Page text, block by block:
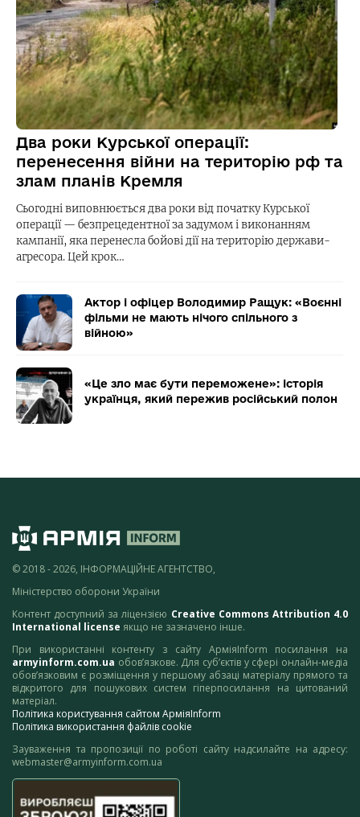
Два роки Курської операції:
перенесення війни на територію рф та
злам планів Кремля
Сьогодні виповнюється два роки від початку Курської
операції — безпрецедентної за задумом і виконанням
кампанії, яка перенесла бойові дії на територію держави-
агресора. Цей крок…
Актор і офіцер Володимир Ращук: «Воєнні
фільми не мають нічого спільного з
війною»
«Це зло має бути переможене»: історія
українця, який пережив російський полон
© 2018 - 2026, ІНФОРМАЦІЙНЕ АГЕНТСТВО,
Міністерство оборони України
Контент доступний за ліцензією Creative Commons Attribution 4.0
International license якщо не зазначено інше.
При використанні контенту з сайту АрміяInform посилання на
armyinform.com.ua обов’язкове. Для суб’єктів у сфері онлайн-медіа
обов’язковим є розміщення у першому абзаці матеріалу прямого та
відкритого для пошукових систем гіперпосилання на цитований
матеріал.
Політика користування сайтом АрміяInform
Політика використання файлів cookie
Зауваження та пропозиції по роботі сайту надсилайте на адресу:
webmaster@armyinform.com.ua